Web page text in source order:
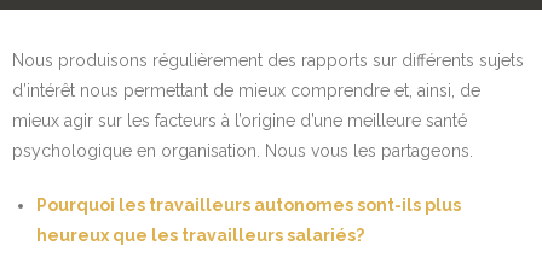
Nos réalisations
Nos publications
Nous produisons régulièrement des rapports sur différents sujets
d’intérêt nous permettant de mieux comprendre et, ainsi, de
mieux agir sur les facteurs à l’origine d’une meilleure santé
psychologique en organisation. Nous vous les partageons.
Pourquoi les travailleurs autonomes sont-ils plus
heureux que les travailleurs salariés?